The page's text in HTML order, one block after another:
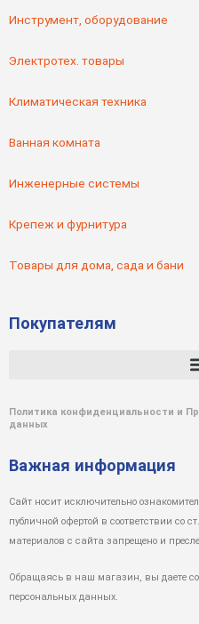
Инструмент, оборудование
Электротех. товары
Климатическая техника
Ванная комната
Инженерные системы
Крепеж и фурнитура
Товары для дома, сада и бани
Покупателям
Политика конфиденциальности и
данных
Важная информация
Сайт носит исключительно
публичной офертой в соответствии со
материалов с сайта запрещено и
Обращаясь в наш магазин, вы даете
персональных данных.